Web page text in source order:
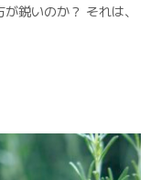
鋭いのか？ それは、